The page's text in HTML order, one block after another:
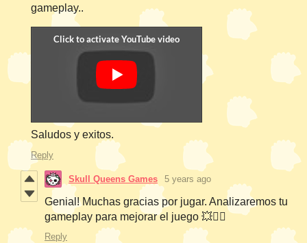
gameplay..
Saludos y exitos.
Reply
Skull Queens Games 5 years ago
Genial! Muchas gracias por jugar. Analizaremos tu
gameplay para mejorar el juego 💥✌🏽
Reply